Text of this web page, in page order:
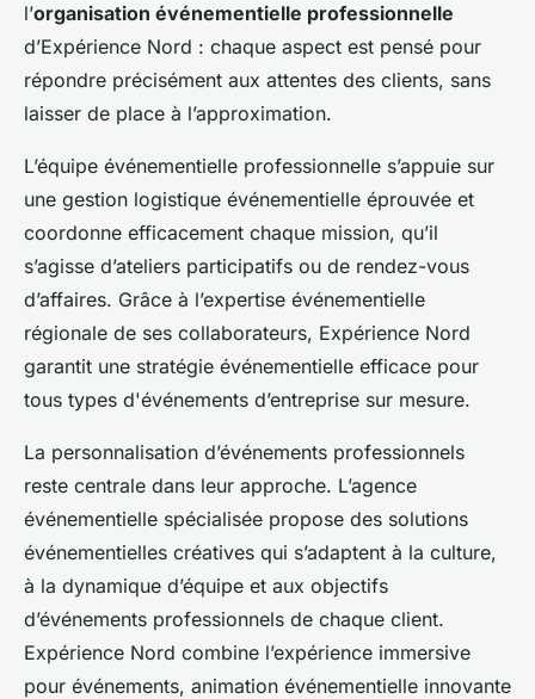
l’organisation événementielle professionnelle
d’Expérience Nord : chaque aspect est pensé pour
répondre précisément aux attentes des clients, sans
laisser de place à l’approximation.
L’équipe événementielle professionnelle s’appuie sur
une gestion logistique événementielle éprouvée et
coordonne efficacement chaque mission, qu’il
s’agisse d’ateliers participatifs ou de rendez-vous
d’affaires. Grâce à l’expertise événementielle
régionale de ses collaborateurs, Expérience Nord
garantit une stratégie événementielle efficace pour
tous types d'événements d’entreprise sur mesure.
La personnalisation d’événements professionnels
reste centrale dans leur approche. L’agence
événementielle spécialisée propose des solutions
événementielles créatives qui s’adaptent à la culture,
à la dynamique d’équipe et aux objectifs
d’événements professionnels de chaque client.
Expérience Nord combine l’expérience immersive
pour événements, animation événementielle innovante